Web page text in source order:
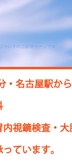
ついてのご説明ページです